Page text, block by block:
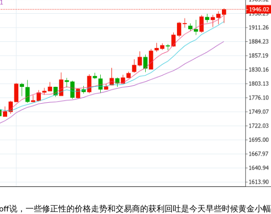
说，一些修正性的价格走势和交易商的获利回吐是今天早些时候黄金小幅